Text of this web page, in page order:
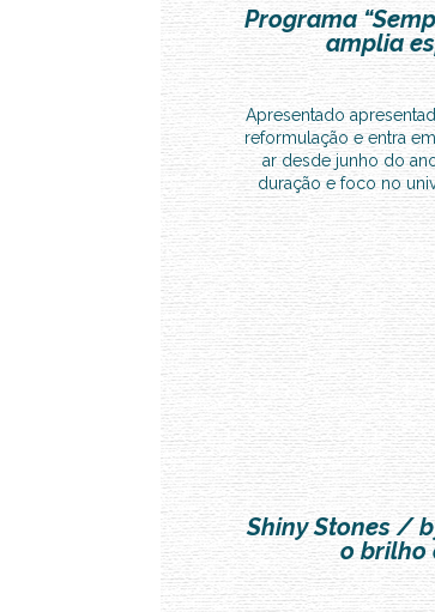
Programa
amplia
Apresentado
reformulação e entra
ar desde junho do
duração e foco no
Shiny Stones /
o brilho